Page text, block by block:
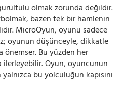
olmak zorunda değildir.
bazen tek bir hamlenin
MicroOyun, oyunu sadece
oyunun düşünceyle, dikkatle
önemser. Bu yüzden her
Oyun, oyuncunun
bu yolculuğun kapısını